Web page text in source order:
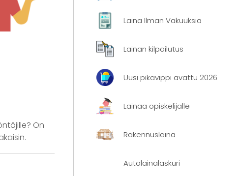
On
Laina Ilman Vakuuksia
Lainan kilpailutus
Uusi pikavippi avattu 2026
Lainaa opiskelijalle
Rakennuslaina
Autolainalaskuri